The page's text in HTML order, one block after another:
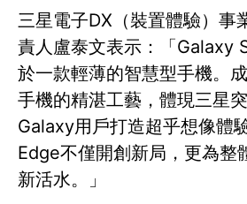
三星電子DX（裝置體驗）事
責人盧泰文表示：「Galaxy
於一款輕薄的智慧型手機。
手機的精湛工藝，體現三星
Galaxy用戶打造超乎想像體
Edge不僅開創新局，更為整
新活水。」